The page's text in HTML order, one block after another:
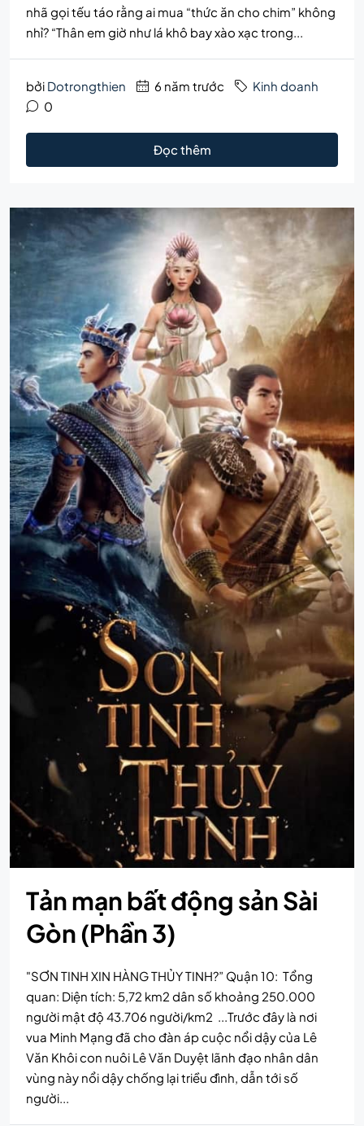
nhã gọi tếu táo rằng ai mua “thức ăn cho chim” không
nhỉ? “Thân em giờ như lá khô bay xào xạc trong...
bởi Dotrongthien 6 năm trước
Kinh doanh
0
Đọc thêm
Tản mạn bất động sản Sài
Gòn (Phần 3)
"SƠN TINH XIN HÀNG THỦY TINH?” Quận 10: Tổng
quan: Diện tích: 5,72 km2 dân số khoảng 250.000
người mật độ 43.706 người/km2 ...Trước đây là nơi
vua Minh Mạng đã cho đàn áp cuộc nổi dậy của Lê
Văn Khôi con nuôi Lê Văn Duyệt lãnh đạo nhân dân
vùng này nổi dậy chống lại triều đình, dẫn tới số
người...